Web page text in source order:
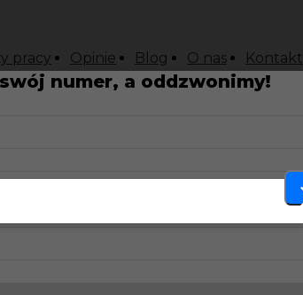
pracy Opinie Blog O nas Kontakt
numer, a oddzwonimy!